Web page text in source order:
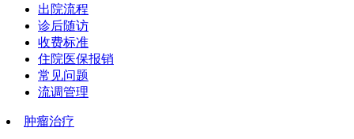
出院流程
诊后随访
收费标准
住院医保报销
常见问题
流调管理
肿瘤治疗